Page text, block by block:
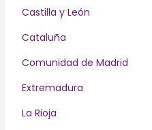
Castilla y León
Cataluña
Comunidad de Madrid
Extremadura
La Rioja